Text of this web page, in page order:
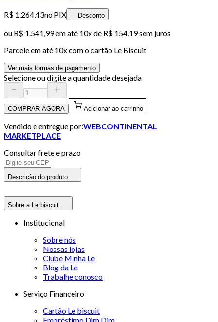
R$ 1.264,43no PIX Desconto
ou R$ 1.541,99em até 10x de R$ 154,19 sem juros
Parcele em até 10x com o cartão Le Biscuit
Ver mais formas de pagamento
Selecione ou digite a quantidade desejada
COMPRAR AGORA Adicionar ao carrinho
Vendido e entregue por:WEBCONTINENTAL
MARKETPLACE
Consultar frete e prazo
Descrição do produto
Sobre a Le biscuit
Institucional
Sobre nós
Nossas lojas
Clube Minha Le
Blog da Le
Trabalhe conosco
Serviço Financeiro
Cartão Le biscuit
Empréstimo Dim Dim